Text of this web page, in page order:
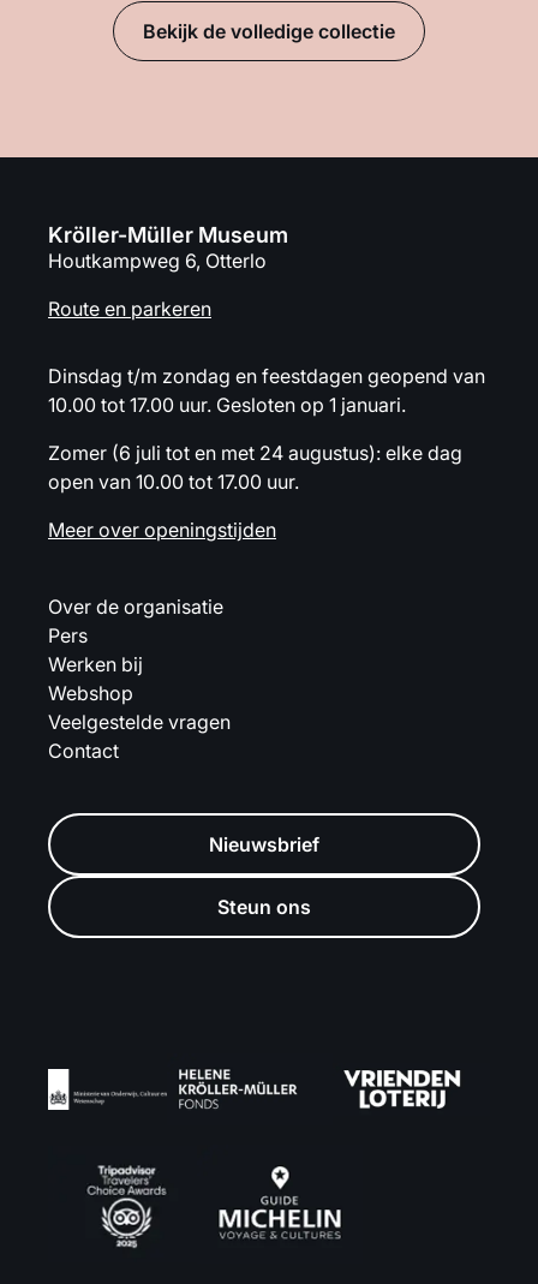
Bekijk de volledige collectie
Kröller-Müller Museum
Houtkampweg 6, Otterlo
Route en parkeren
Dinsdag t/m zondag en feestdagen geopend van
10.00 tot 17.00 uur. Gesloten op 1 januari.
Zomer (6 juli tot en met 24 augustus): elke dag
open van 10.00 tot 17.00 uur.
Meer over openingstijden
Over de organisatie
Pers
Werken bij
Webshop
Veelgestelde vragen
Contact
Nieuwsbrief
Steun ons